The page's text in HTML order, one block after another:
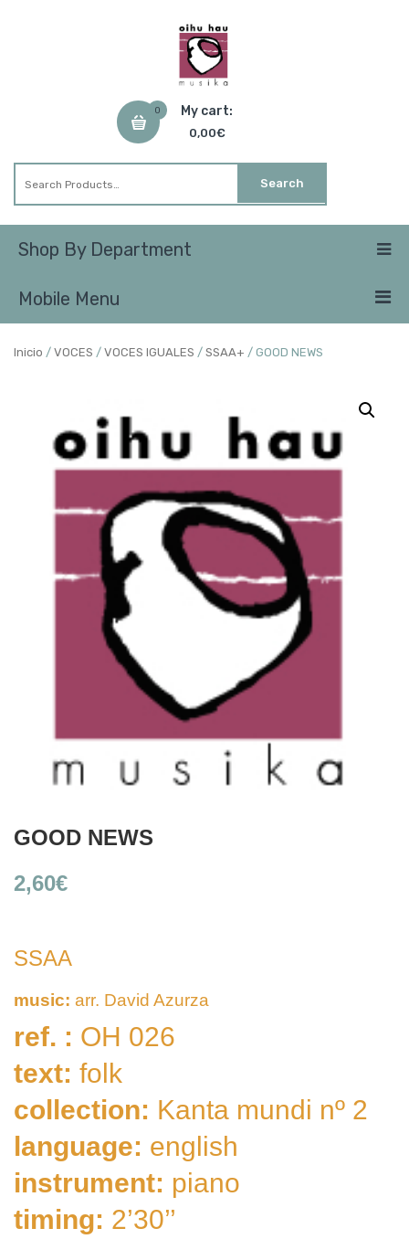
My cart:
0
0,00€
Shop By Department
Mobile Menu
Inicio / VOCES / VOCES IGUALES / SSAA+ / GOOD NEWS
GOOD NEWS
2,60€
SSAA
music: arr. David Azurza
ref. : OH 026
text: folk
collection: Kanta mundi nº 2
language: english
instrument: piano
timing: 2’30’’